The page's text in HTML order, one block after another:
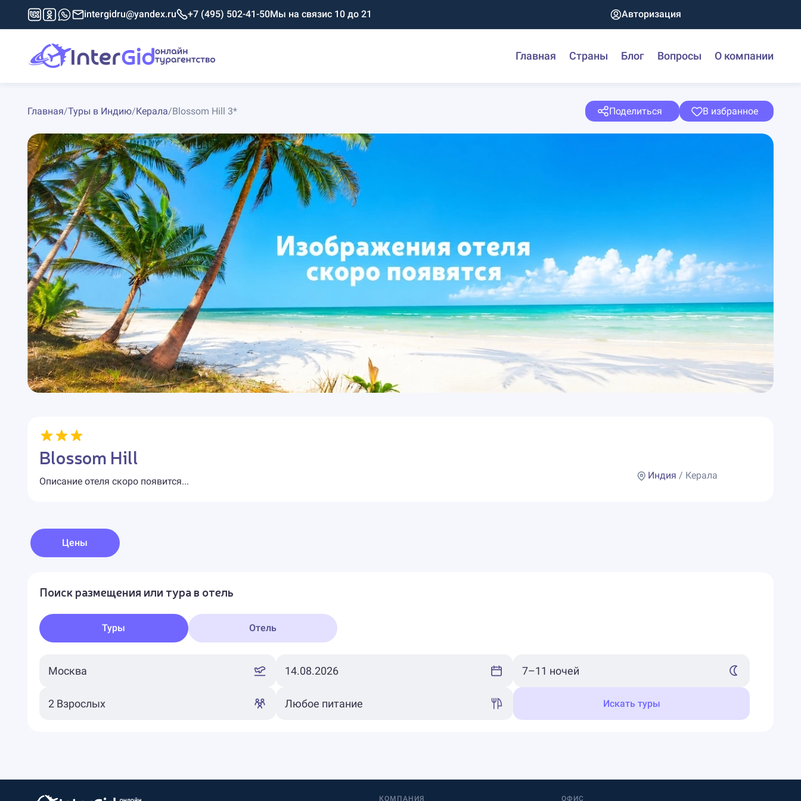
intergidru@yandex.ru +7 (495) 502-41-50Мы на связис 10 до 21 Авторизация
Главная Страны Блог Вопросы О компании
Главная/Туры в Индию/Керала/Blossom Hill 3* Поделиться В избранное
Blossom Hill
Описание отеля скоро появится...
Индия / Керала
Цены
Поиск размещения или тура в отель
Туры Отель
Искать туры
КОМПАНИЯ ОФИС